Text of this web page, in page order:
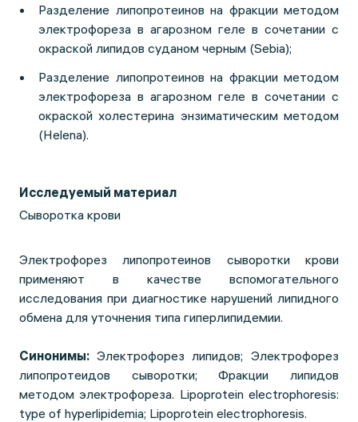
Разделение липопротеинов на фракции методом
электрофореза в агарозном геле в сочетании с
окраской липидов суданом черным (Sebia);
Разделение липопротеинов на фракции методом
электрофореза в агарозном геле в сочетании с
окраской холестерина энзиматическим методом
(Helena).
Исследуемый материал
Сыворотка крови
Электрофорез липопротеинов сыворотки крови
применяют в качестве вспомогательного
исследования при диагностике нарушений липидного
обмена для уточнения типа гиперлипидемии.
Синонимы: Электрофорез липидов; Электрофорез
липопротеидов сыворотки; Фракции липидов
методом электрофореза. Lipoprotein electrophoresis:
type of hyperlipidemia; Lipoprotein electrophoresis.